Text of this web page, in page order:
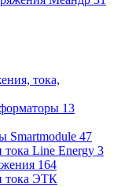
тока,
13
Smartmodule 47
тока Line Energy 3
164
тока ЭТК